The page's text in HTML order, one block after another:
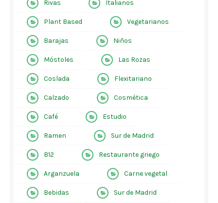
Rivas Italianos
Plant Based Vegetarianos
Barajas Niños
Móstoles Las Rozas
Coslada Flexitariano
Calzado Cosmética
Café Estudio
Ramen Sur de Madrid
B12 Restaurante griego
Arganzuela Carne vegetal
Bebidas Sur de Madrid